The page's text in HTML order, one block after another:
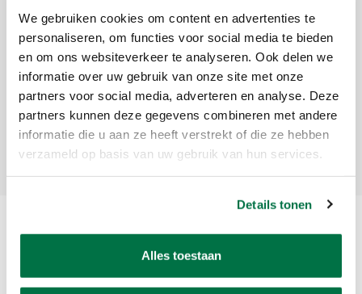
We gebruiken cookies om content en advertenties te
personaliseren, om functies voor social media te bieden
en om ons websiteverkeer te analyseren. Ook delen we
informatie over uw gebruik van onze site met onze
partners voor social media, adverteren en analyse. Deze
partners kunnen deze gegevens combineren met andere
informatie die u aan ze heeft verstrekt of die ze hebben
verzameld op basis van uw gebruik van hun services.
Details tonen
Alles toestaan
Meld je aan voor onze nieuwsbrief
Ontvang de laatste updates, nieuws en aanbiedingen via email
Abonneer